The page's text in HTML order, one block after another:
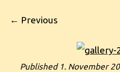
← Previous
Published 1. November